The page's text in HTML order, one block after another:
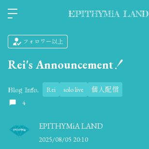
EPITHYMiA LAND
フォロワー以上
Rei's Announcement！
Blog Info. Rei solo live
個人配信
4
EPITHYMiA LAND
2025/08/05 20:10